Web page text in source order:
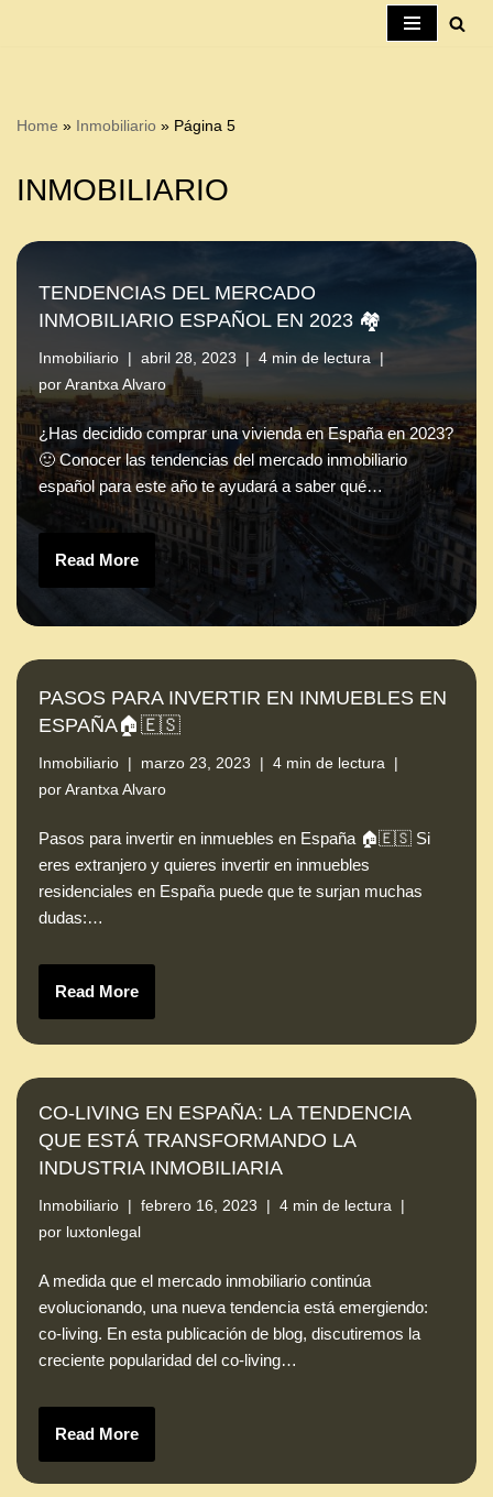
Home » Inmobiliario » Página 5
INMOBILIARIO
TENDENCIAS DEL MERCADO
INMOBILIARIO ESPAÑOL EN 2023 🏘️
Inmobiliario abril 28, 2023
4 min de lectura
por Arantxa Alvaro
¿Has decidido comprar una vivienda en España en 2023?
🙂 Conocer las tendencias del mercado inmobiliario
español para este año te ayudará a saber qué…
Read More
PASOS PARA INVERTIR EN INMUEBLES EN
ESPAÑA🏠🇪🇸
Inmobiliario marzo 23, 2023
4 min de lectura
por Arantxa Alvaro
Pasos para invertir en inmuebles en España 🏠🇪🇸 Si
eres extranjero y quieres invertir en inmuebles
residenciales en España puede que te surjan muchas
dudas:…
Read More
CO-LIVING EN ESPAÑA: LA TENDENCIA
QUE ESTÁ TRANSFORMANDO LA
INDUSTRIA INMOBILIARIA
Inmobiliario febrero 16, 2023
4 min de lectura
por luxtonlegal
A medida que el mercado inmobiliario continúa
evolucionando, una nueva tendencia está emergiendo:
co-living. En esta publicación de blog, discutiremos la
creciente popularidad del co-living…
Read More